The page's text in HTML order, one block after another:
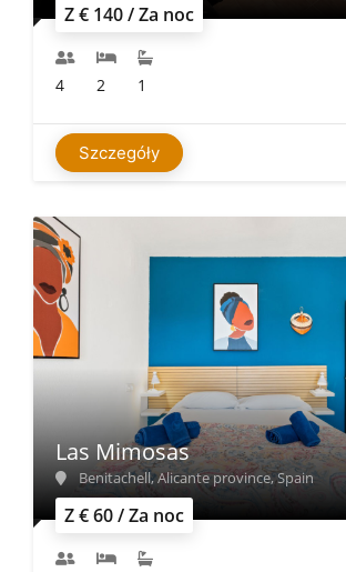
Z € 140 / Za noc
4 2 1
Szczegóły
Z € 60 / Za noc
Las Mimosas
Benitachell, Alicante province, Spain